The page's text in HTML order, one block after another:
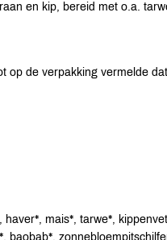
en kip, bereid met o.a.
op de verpakking vermelde
mais*, tarwe*,
baobab*,